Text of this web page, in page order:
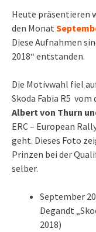
Heute präsentieren
den Monat
Diese Aufnahmen
2018“ entstanden.
Die Motivwahl fiel
Skoda Fabia R5
Albert von Thurn
ERC – European
geht. Dieses Foto
Prinzen bei der
selber.
September
Degandt
2018)